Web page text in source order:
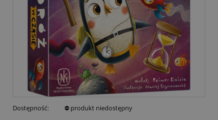
Dostępność: ⛔ produkt niedostępny